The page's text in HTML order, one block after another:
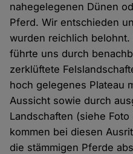
nahegelegenen Dünen
Pferd. Wir entschieden
wurden reichlich
führte uns durch
zerklüftete
hoch gelegenes Plateau
Aussicht sowie durch
Landschaften (siehe
kommen bei diesen
die stämmigen Pferde